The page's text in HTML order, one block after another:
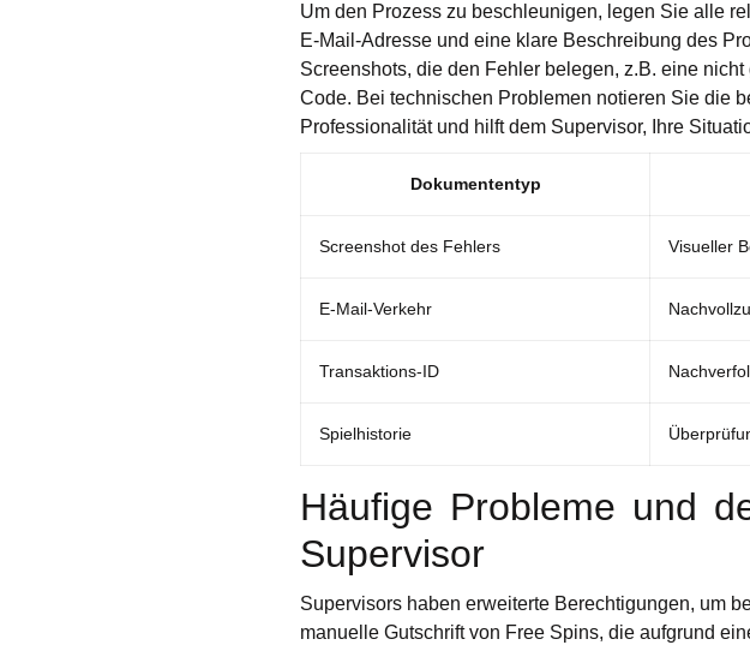
Um den Prozess zu beschleunigen, legen Sie alle
E-Mail-Adresse und eine klare Beschreibung des
Screenshots, die den Fehler belegen, z.B. eine
Code. Bei technischen Problemen notieren Sie die
Professionalität und hilft dem Supervisor, Ihre
Dokumententyp
Screenshot des Fehlers Visueller
E-Mail-Verkehr
Transaktions-ID
Spielhistorie
Häufige Probleme und
Supervisor
Supervisors haben erweiterte Berechtigungen, um
manuelle Gutschrift von Free Spins, die aufgrund